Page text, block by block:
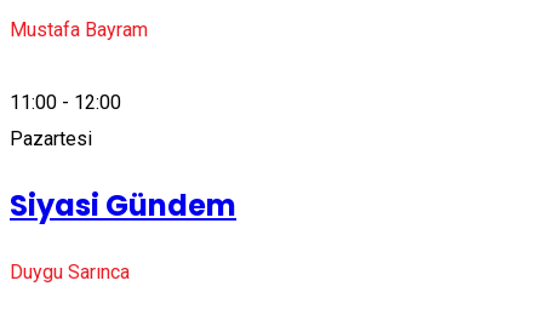
Mustafa Bayram
11:00 - 12:00
Pazartesi
Siyasi Gündem
Duygu Sarınca